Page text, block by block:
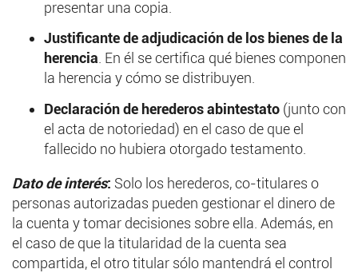
presentar una copia.
Justificante de adjudicación de los bienes de la
herencia. En él se certifica qué bienes componen
la herencia y cómo se distribuyen.
Declaración de herederos abintestato (junto con
el acta de notoriedad) en el caso de que el
fallecido no hubiera otorgado testamento.
Dato de interés: Solo los herederos, co-titulares o
personas autorizadas pueden gestionar el dinero de
la cuenta y tomar decisiones sobre ella. Además, en
el caso de que la titularidad de la cuenta sea
compartida, el otro titular sólo mantendrá el control